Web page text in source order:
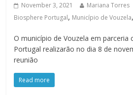
November 3, 2021 Mariana Torres
Biosphere Portugal, Município de Vouzela,
O município de Vouzela em parceria
Portugal realizarão no dia 8 de
reunião
Read more